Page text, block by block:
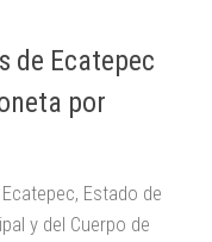
de Ecatepec
por
Estado de
y del Cuerpo de